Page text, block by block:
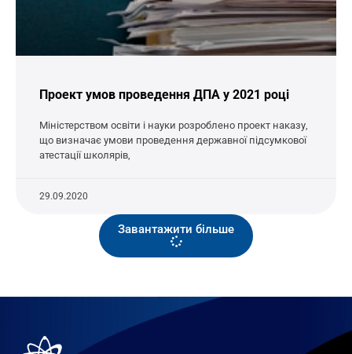
Проект умов проведення ДПА у 2021 році
Міністерством освіти і науки розроблено проект наказу,
що визначає умови проведення державної підсумкової
атестації школярів,
29.09.2020
Завантажити більше